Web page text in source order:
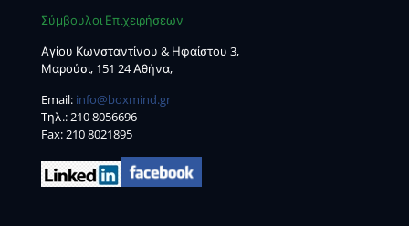
Σύμβουλοι Επιχειρήσεων
Αγίου Κωνσταντίνου & Ηφαίστου 3,
Μαρούσι, 151 24 Αθήνα,
Email: info@boxmind.gr
Tηλ.:210 8056696
Fax: 210 8021895